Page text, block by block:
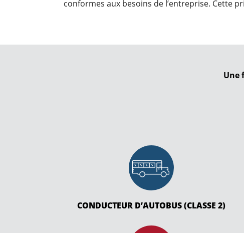
conformes aux besoins de l’entreprise. Cette
Une
CONDUCTEUR D’AUTOBUS (CLASSE 2)